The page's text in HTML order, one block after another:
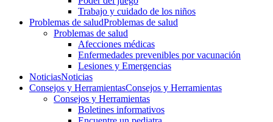
Trabajo y cuidado de los niños
Problemas de saludProblemas de salud
Problemas de salud
Afecciones médicas
Enfermedades prevenibles por vacunación
Lesiones y Emergencias
NoticiasNoticias
Consejos y HerramientasConsejos y Herramientas
Consejos y Herramientas
Boletines informativos